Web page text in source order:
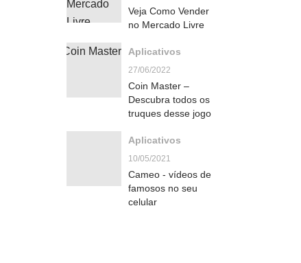
Veja Como Vender
no Mercado Livre
Aplicativos
27/06/2022
Coin Master –
Descubra todos os
truques desse jogo
Aplicativos
10/05/2021
Cameo - vídeos de
famosos no seu
celular